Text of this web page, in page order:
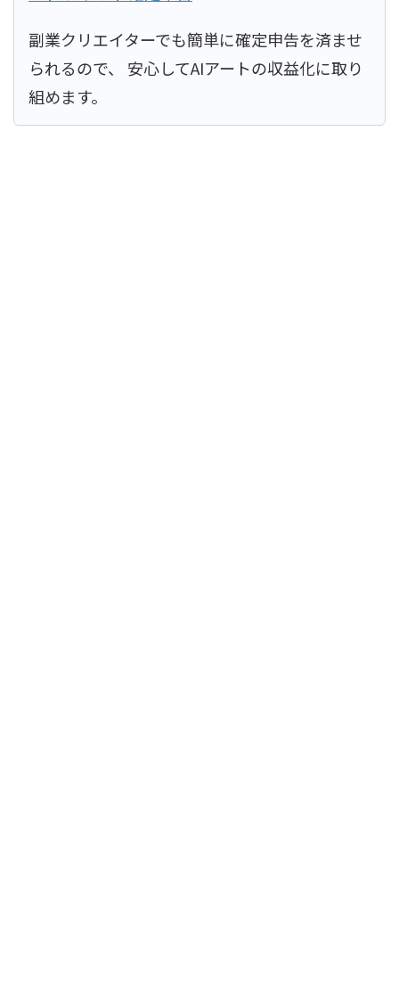
副業クリエイターでも簡単に確定申告を済ませ
られるので、 安心してAIアートの収益化に取り
組めます。